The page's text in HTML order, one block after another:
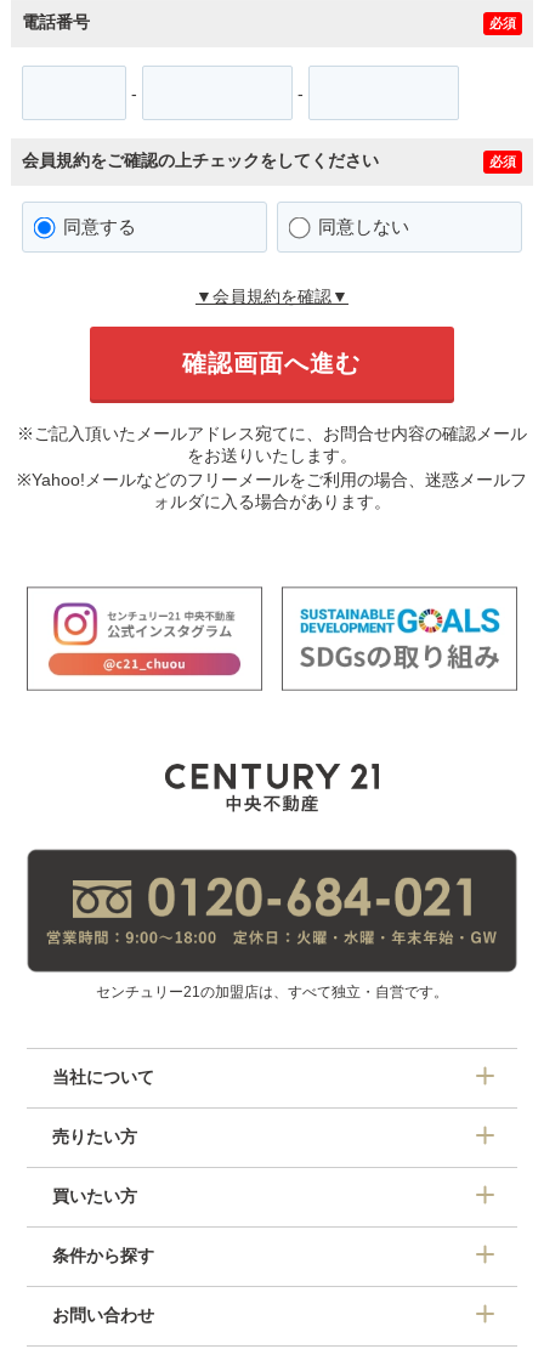
電話番号 必須
- -
会員規約をご確認の上チェックをしてください 必須
同意する 同意しない
▼会員規約を確認▼
※ご記入頂いたメールアドレス宛てに、お問合せ内容の確認メール
をお送りいたします。
※Yahoo!メールなどのフリーメールをご利用の場合、迷惑メールフ
ォルダに入る場合があります。
センチュリー21の加盟店は、すべて独立・自営です。
当社について
売りたい方
買いたい方
条件から探す
お問い合わせ